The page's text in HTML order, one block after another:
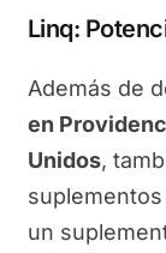
Linq:
Además de
en
Unidos,
un